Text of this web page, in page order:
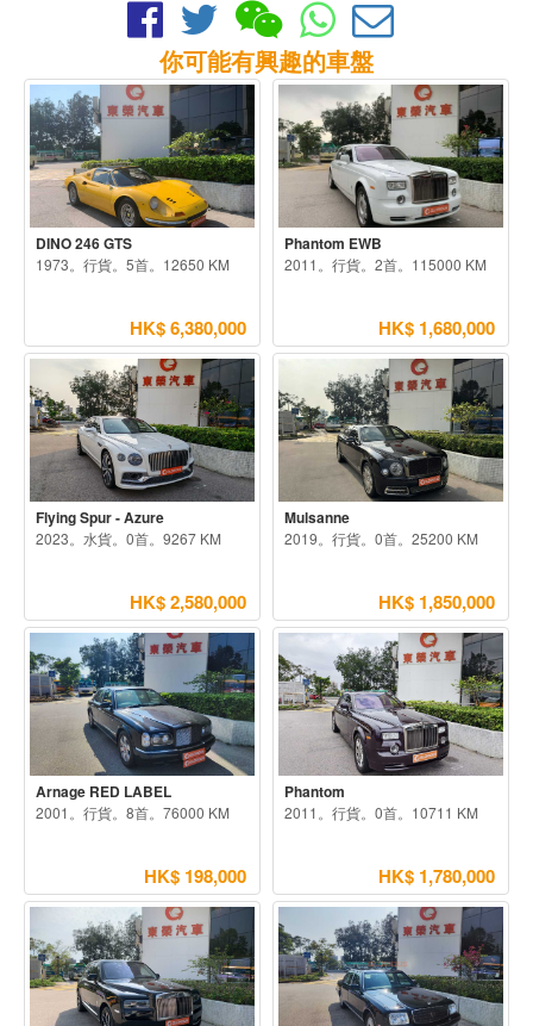
你可能有興趣的車盤
DINO 246 GTS
1973。行貨。5首。12650 KM
HK$ 6,380,000
Phantom EWB
2011。行貨。2首。115000 KM
HK$ 1,680,000
Flying Spur - Azure
2023。水貨。0首。9267 KM
HK$ 2,580,000
Mulsanne
2019。行貨。0首。25200 KM
HK$ 1,850,000
Arnage RED LABEL
2001。行貨。8首。76000 KM
HK$ 198,000
Phantom
2011。行貨。0首。10711 KM
HK$ 1,780,000